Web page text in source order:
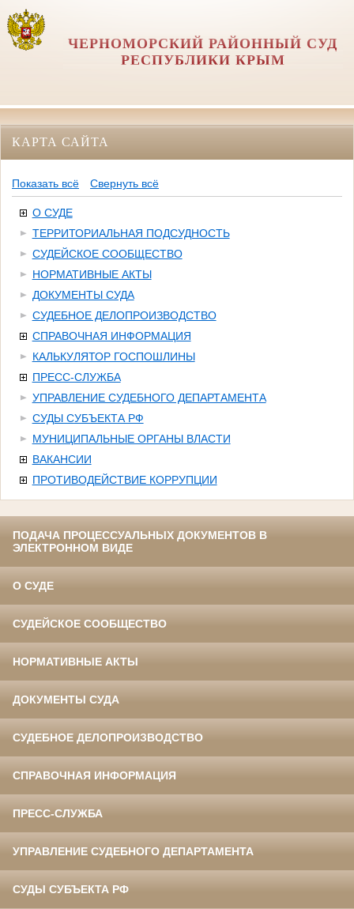
ЧЕРНОМОРСКИЙ РАЙОННЫЙ СУД
РЕСПУБЛИКИ КРЫМ
КАРТА САЙТА
Показать всё Свернуть всё
О СУДЕ
ТЕРРИТОРИАЛЬНАЯ ПОДСУДНОСТЬ
СУДЕЙСКОЕ СООБЩЕСТВО
НОРМАТИВНЫЕ АКТЫ
ДОКУМЕНТЫ СУДА
СУДЕБНОЕ ДЕЛОПРОИЗВОДСТВО
СПРАВОЧНАЯ ИНФОРМАЦИЯ
КАЛЬКУЛЯТОР ГОСПОШЛИНЫ
ПРЕСС-СЛУЖБА
УПРАВЛЕНИЕ СУДЕБНОГО ДЕПАРТАМЕНТА
СУДЫ СУБЪЕКТА РФ
МУНИЦИПАЛЬНЫЕ ОРГАНЫ ВЛАСТИ
ВАКАНСИИ
ПРОТИВОДЕЙСТВИЕ КОРРУПЦИИ
ПОДАЧА ПРОЦЕССУАЛЬНЫХ ДОКУМЕНТОВ В
ЭЛЕКТРОННОМ ВИДЕ
О СУДЕ
СУДЕЙСКОЕ СООБЩЕСТВО
НОРМАТИВНЫЕ АКТЫ
ДОКУМЕНТЫ СУДА
СУДЕБНОЕ ДЕЛОПРОИЗВОДСТВО
СПРАВОЧНАЯ ИНФОРМАЦИЯ
ПРЕСС-СЛУЖБА
УПРАВЛЕНИЕ СУДЕБНОГО ДЕПАРТАМЕНТА
СУДЫ СУБЪЕКТА РФ